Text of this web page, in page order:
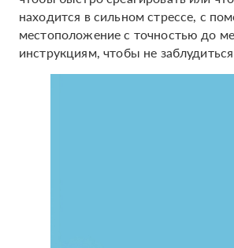
находится в сильном стрессе, с
местоположение с точностью до
инструкциям, чтобы не